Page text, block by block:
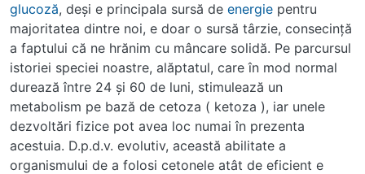
glucoză, deşi e principala sursă de energie pentru
majoritatea dintre noi, e doar o sursă târzie, consecinţă
a faptului că ne hrănim cu mâncare solidă. Pe parcursul
istoriei speciei noastre, alăptatul, care în mod normal
durează între 24 şi 60 de luni, stimulează un
metabolism pe bază de cetoza ( ketoza ), iar unele
dezvoltări fizice pot avea loc numai în prezenta
acestuia. D.p.d.v. evolutiv, această abilitate a
organismului de a folosi cetonele atât de eficient e